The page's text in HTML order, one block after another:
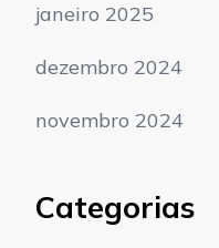
janeiro 2025
dezembro 2024
novembro 2024
Categorias